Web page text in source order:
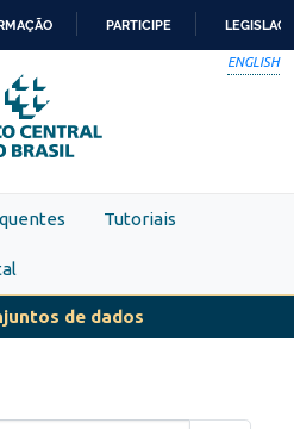
PARA
O
CONTEÚDO
PARTICIPE
ENGLISH
Tutoriais
de dados